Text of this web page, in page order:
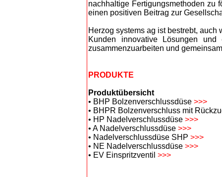
nachhaltige Fertigungsmethoden zu
einen positiven Beitrag zur
Herzog systems ag ist bestrebt,
Kunden innovative Lösungen
zusammenzuarbeiten und
PRODUKTE
Produktübersicht
• BHP Bolzenverschlussdüse >>>
• BHPR Bolzenverschluss mit
• HP Nadelverschlussdüse >>>
• A Nadelverschlussdüse >>>
• Nadelverschlussdüse SHP >>>
• NE Nadelverschlussdüse >>>
• EV Einspritzventil >>>